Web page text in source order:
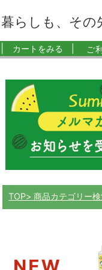
暮らしも、その
カートをみる | ご
TOP 商品カテゴリー